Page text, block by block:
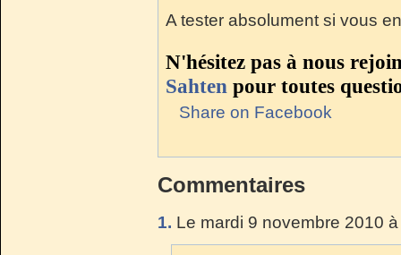
A tester absolument si vous
N'hésitez pas à nous
Sahten pour toutes
Share on Facebook
Commentaires
1. Le mardi 9 novembre 2010